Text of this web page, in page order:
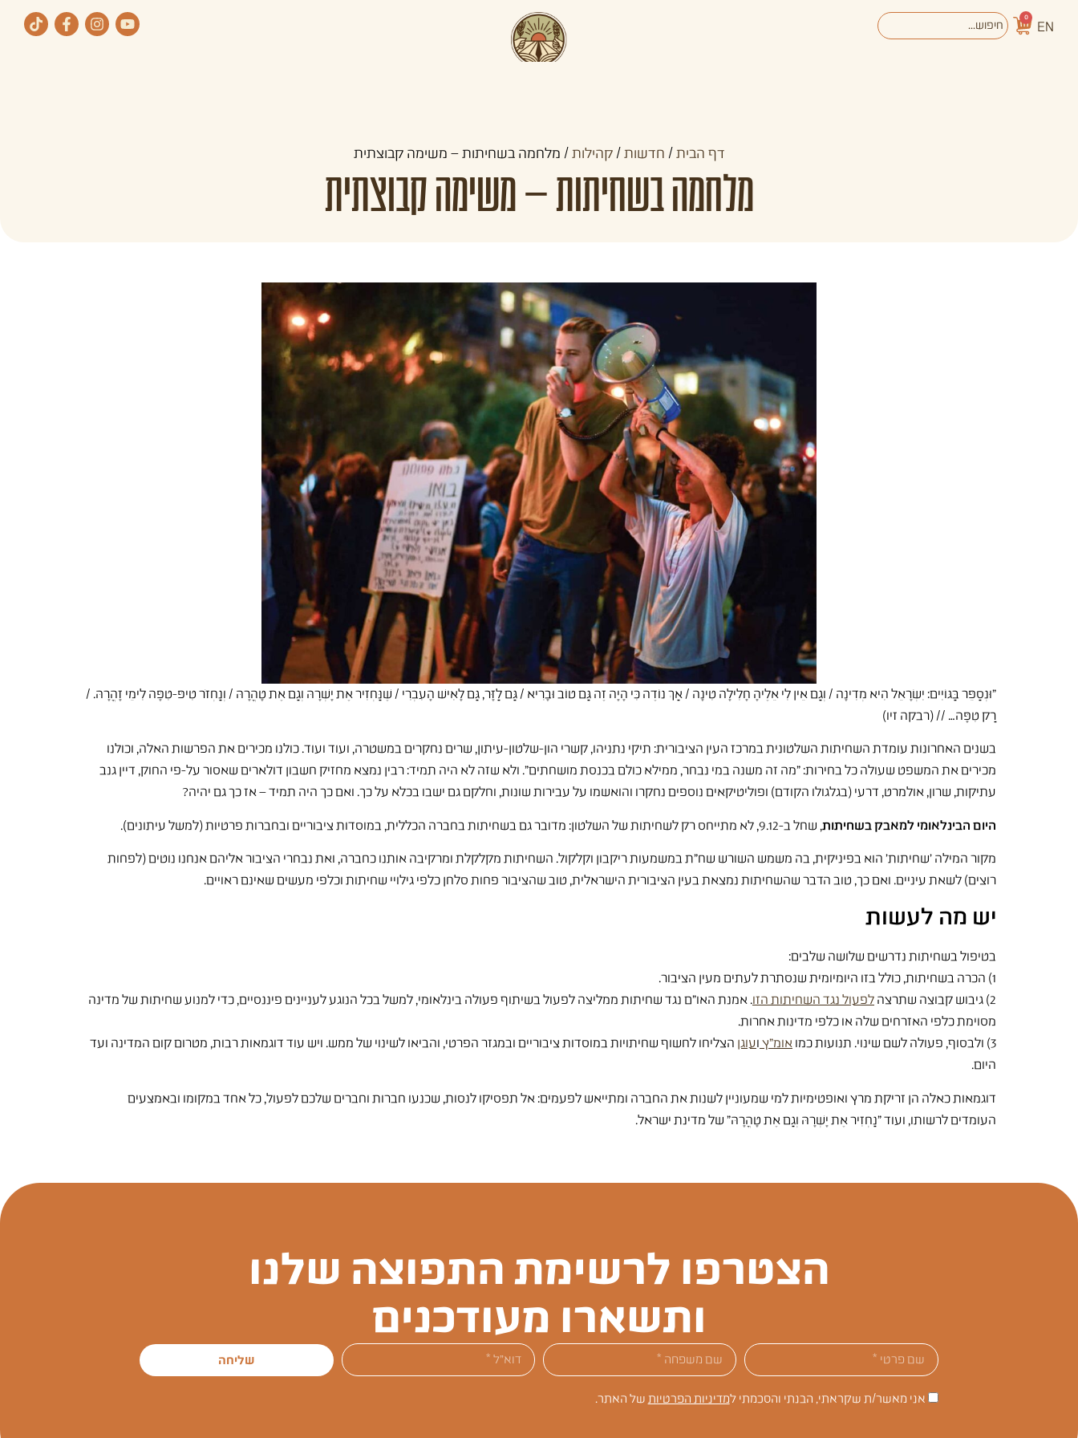
EN
0
דף הבית / חדשות /קהילות / מלחמה בשחיתות – משימה קבוצתית
מלחמה בשחיתות – משימה קבוצתית
"וּנְסַפֵּר בַּגּוֹיִים: יִשְׂרָאֵל הִיא מְדִינָה / וְגַם אֵין לִי אֵלֶיהָ חָלִילָה טִינָה / אַךְ נוֹדֶה כִּי הָיָה זֶה גַּם טוֹב וּבָרִיא / גַּם לַזָּר, גַּם לָאִישׁ הָעִבְרִי / שֶׁנַּחְזִיר אֶת יָשְׁרָהּ וְגַם אֶת טָהֳרָהּ / וְנַחְזֹר טִיפּ-טִפָּה לִימֵי זָהֳרָהּ. /
רַק טִפָּה… // (רבקה זיו)
בשנים האחרונות עומדת השחיתות השלטונית במרכז העין הציבורית: תיקי נתניהו, קשרי הון-שלטון-עיתון, שרים נחקרים במשטרה, ועוד ועוד. כולנו מכירים את הפרשות האלה, וכולנו
מכירים את המשפט שעולה כל בחירות: "מה זה משנה במי נבחר, ממילא כולם בכנסת מושחתים". ולא שזה לא היה תמיד: רבין נמצא מחזיק חשבון דולארים שאסור על-פי החוק, דיין גנב
עתיקות, שרון, אולמרט, דרעי (בגלגולו הקודם) ופוליטיקאים נוספים נחקרו והואשמו על עבירות שונות, וחלקם גם ישבו בכלא על כך. ואם כך היה תמיד – אז כך גם יהיה?
היום הבינלאומי למאבק בשחיתות, שחל ב-9.12, לא מתייחס רק לשחיתות של השלטון: מדובר גם בשחיתות בחברה הכללית, במוסדות ציבוריים ובחברות פרטיות (למשל עיתונים).
מקור המילה 'שחיתות' הוא בפיניקית, בה משמש השורש שח"ת במשמעות ריקבון וקלקול. השחיתות מקלקלת ומרקיבה אותנו כחברה, ואת נבחרי הציבור אליהם אנחנו נוטים (לפחות
רוצים) לשאת עיניים. ואם כך, טוב הדבר שהשחיתות נמצאת בעין הציבורית הישראלית, טוב שהציבור פחות סלחן כלפי גילויי שחיתות וכלפי מעשים שאינם ראויים.
יש מה לעשות
בטיפול בשחיתות נדרשים שלושה שלבים:
1) הכרה בשחיתות, כולל בזו היומיומית שנסתרת לעתים מעין הציבור.
2) גיבוש קבוצה שתרצה
לפעול נגד השחיתות הזו. אמנת האו"ם נגד שחיתות ממליצה לפעול בשיתוף פעולה בינלאומי, למשל בכל הנוגע לעניינים פיננסיים, כדי למנוע שחיתות של מדינה
מסוימת כלפי האזרחים שלה או כלפי מדינות אחרות.
3) ולבסוף, פעולה לשם שינוי. תנועות כמו
אומ"ץ ועוגן הצליחו לחשוף שחיתויות במוסדות ציבוריים ובמגזר הפרטי, והביאו לשינוי של ממש. ויש עוד דוגמאות רבות, מטרום קום המדינה ועד
היום.
דוגמאות כאלה הן זריקת מרץ ואופטימיות למי שמעוניין לשנות את החברה ומתייאש לפעמים: אל תפסיקו לנסות, שכנעו חברות וחברים שלכם לפעול, כל אחד במקומו ובאמצעים
העומדים לרשותו, ועוד "נַחְזִיר אֶת יָשְׁרָהּ וְגַם אֶת טָהֳרָהּ" של מדינת ישראל.
הצטרפו לרשימת התפוצה שלנו
ותשארו מעודכנים
אני מאשר/ת שקראתי, הבנתי והסכמתי למדיניות הפרטיות של האתר.
שליחה